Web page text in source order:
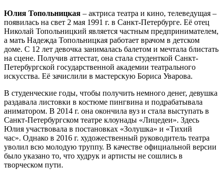
Юлия Топольницкая – актриса театра и кино, телеведущая –
появилась на свет 2 мая 1991 г. в Санкт-Петербурге. Её отец
Николай Топольницкий является частным предпринимателем,
а мать Надежда Топольницкая работает врачом в детском
доме. С 12 лет девочка занималась балетом и мечтала блистать
на сцене. Получив аттестат, она стала студенткой Санкт-
Петербургской государственной академии театрального
искусства. Её зачислили в мастерскую Бориса Уварова.
В студенческие годы, чтобы получить немного денег, девушка
раздавала листовки в костюме пингвина и подрабатывала
аниматором. В 2014 г. она окончила вуз и стала выступать в
Санкт-Петербургском театре клоунады «Лицедеи». Здесь
Юлия участвовала в постановках «Золушка» и «Тихий
час». Однако в 2016 г. художественный руководитель театра
уволил всю молодую труппу. В качестве официальной версии
было указано то, что худрук и артисты не сошлись в
творческом пути.